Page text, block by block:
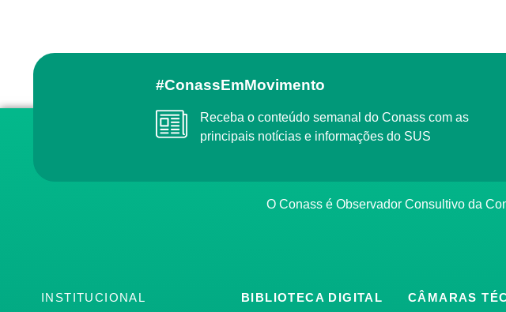
#ConassEmMovimento
Receba o conteúdo semanal do Conass com as
principais notícias e informações do SUS
O Conass é Observador Consultivo da
INSTITUCIONAL BIBLIOTECA DIGITAL CÂMARAS